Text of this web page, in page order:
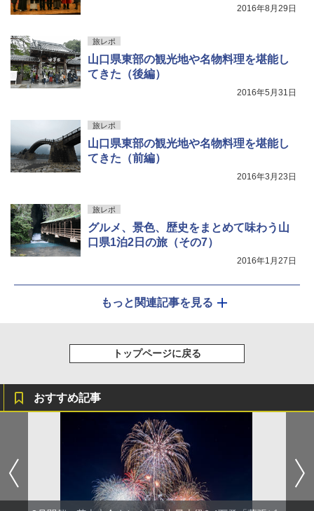
2016年8月29日
旅レポ
山口県東部の観光地や名物料理を堪能し
てきた（後編）
2016年5月31日
旅レポ
山口県東部の観光地や名物料理を堪能し
てきた（前編）
2016年3月23日
旅レポ
グルメ、景色、歴史をまとめて味わう山
口県1泊2日の旅（その7）
2016年1月27日
もっと関連記事を見る
トップページに戻る
おすすめ記事